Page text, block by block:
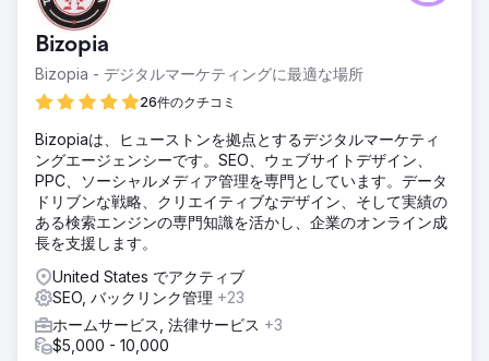
Bizopia
Bizopia - デジタルマーケティングに最適な場所
26件のクチコミ
Bizopiaは、ヒューストンを拠点とするデジタルマーケティ
ングエージェンシーです。SEO、ウェブサイトデザイン、
PPC、ソーシャルメディア管理を専門としています。データ
ドリブンな戦略、クリエイティブなデザイン、そして実績の
ある検索エンジンの専門知識を活かし、企業のオンライン成
長を支援します。
United States でアクティブ
SEO, バックリンク管理 +23
ホームサービス, 法律サービス +3
$5,000 - 10,000